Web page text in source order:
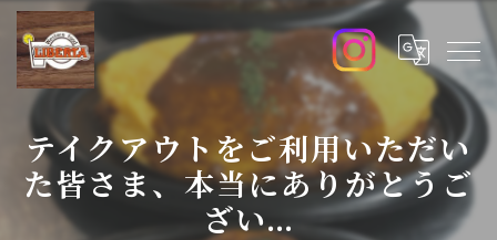
テイクアウトをご利用いただい
た皆さま、本当にありがとうご
ざい...